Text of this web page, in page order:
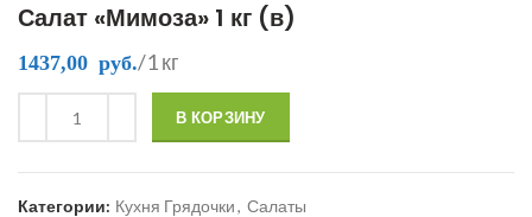
Салат «Мимоза» 1 кг (в)
1437,00 руб. /1 кг
В КОРЗИНУ
Категории: Кухня Грядочки, Салаты